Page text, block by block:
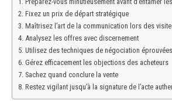
Fixez un prix de départ stratégique
Maîtrisez l’art de la communication lors des
Analysez les offres avec discernement
Utilisez des techniques de négociation éprouvées
Gérez efficacement les objections des acheteurs
Sachez quand conclure la vente
Restez vigilant jusqu’à la signature de l’acte